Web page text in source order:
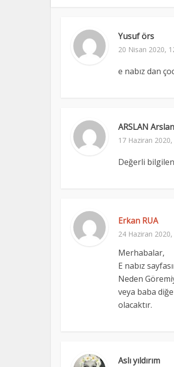
Yusuf örs
20 Nisan 2020,
e nabız dan
ARSLAN Arslan
17 Haziran
Değerli
Erkan RUA
24 Haziran 2020,
Merhabalar,
E nabız
Neden
veya baba
olacaktır.
Aslı yıldırım